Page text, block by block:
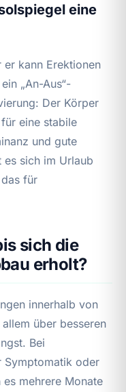
eine
kann Erektionen
„An-Aus“-
Der Körper
eine stabile
und gute
es sich im Urlaub
für
sich die
erholt?
innerhalb von
über besseren
Bei
Symptomatik oder
mehrere Monate